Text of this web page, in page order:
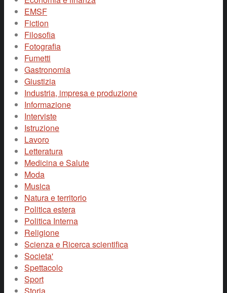
EMSF
Fiction
Filosofia
Fotografia
Fumetti
Gastronomia
Giustizia
Industria, impresa e produzione
Informazione
Interviste
Istruzione
Lavoro
Letteratura
Medicina e Salute
Moda
Musica
Natura e territorio
Politica estera
Politica Interna
Religione
Scienza e Ricerca scientifica
Societa'
Spettacolo
Sport
Storia